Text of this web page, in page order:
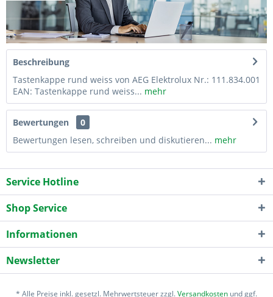
Beschreibung
Tastenkappe rund weiss von AEG Elektrolux Nr.: 111.834.001
EAN: Tastenkappe rund weiss... mehr
Bewertungen
0
Bewertungen lesen, schreiben und diskutieren... mehr
Service Hotline
Shop Service
Informationen
Newsletter
* Alle Preise inkl. gesetzl. Mehrwertsteuer zzgl.Versandkosten und ggf.